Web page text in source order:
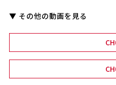
▼ その他の動画を見る